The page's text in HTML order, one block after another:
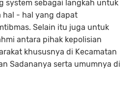
system sebagai langkah untuk
hal - hal yang dapat
Selain itu juga untuk
antara pihak kepolisian
khususnya di Kecamatan
Sadananya serta umumnya di